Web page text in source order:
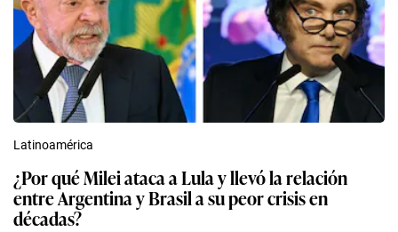
Latinoamérica
¿Por qué Milei ataca a Lula y llevó la relación
entre Argentina y Brasil a su peor crisis en
décadas?